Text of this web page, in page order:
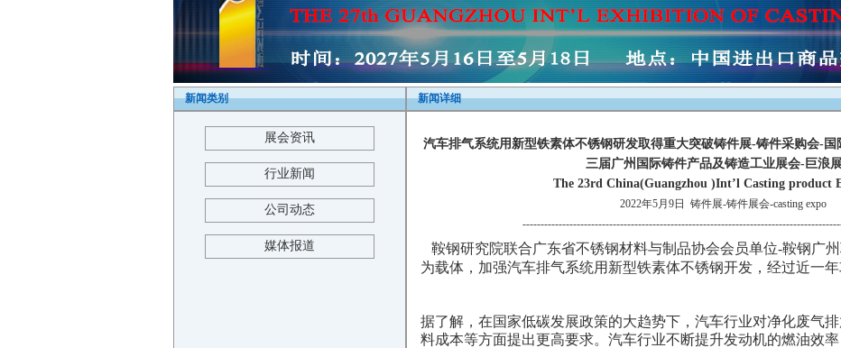
新闻类别
展会资讯
行业新闻
公司动态
媒体报道
新闻详细
汽车排气系统用新型铁素体不锈钢研发取得重大突破铸件展-铸件采购会-
三届广州国际铸件产品及铸造工业展会-巨浪
The 23rd China(Guangzhou )Int’l Casting product
2022年5月9日
铸件展-铸件展会-casting expo
鞍钢研究院联合广东省不锈钢材料与制品协会会员单位-鞍钢广
为载体，加强汽车排气系统用新型铁素体不锈钢开发，经过近一年
据了解，在国家低碳发展政策的大趋势下，汽车行业对净化废气
料成本等方面提出更高要求。汽车行业不断提升发动机的燃油效